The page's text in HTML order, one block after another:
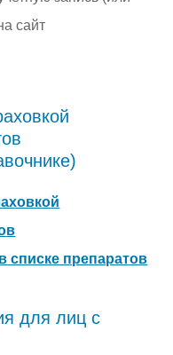
сайт
списке препаратов
для лиц с